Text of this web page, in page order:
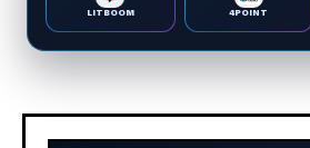
LITBOOM 4POINT